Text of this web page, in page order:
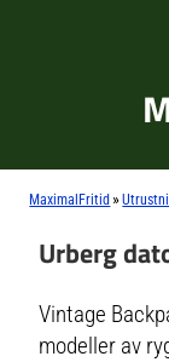
MaximalFritid »
Urberg
Vintage
modeller av